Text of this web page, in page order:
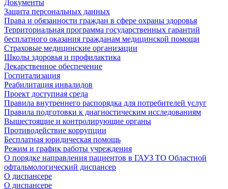
Документы
Защита персональных данных
Права и обязанности граждан в сфере охраны здоровья
Территориальная программа государственных гарантий
бесплатного оказания гражданам медицинской помощи
Страховые медицинские организации
Школы здоровья и профилактика
Лекарственное обеспечение
Госпитализация
Реабилитация инвалидов
Проект доступная среда
Правила внутреннего распорядка для потребителей услуг
Правила подготовки к диагностическим исследованиям
Вышестоящие и контролирующие органы
Противодействие коррупции
Бесплатная юридическая помощь
Режим и график работы учреждения
О порядке направления пациентов в ГАУЗ ТО Областной
офтальмологический диспансер
О диспансере
О диспансере